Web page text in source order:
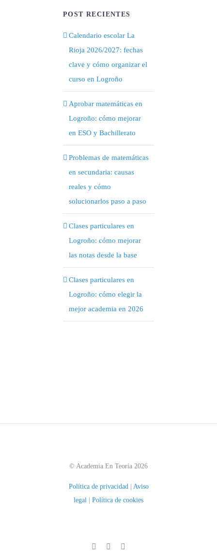
POST RECIENTES
Calendario escolar La
Rioja 2026/2027: fechas
clave y cómo organizar el
curso en Logroño
Aprobar matemáticas en
Logroño: cómo mejorar
en ESO y Bachillerato
Problemas de matemáticas
en secundaria: causas
reales y cómo
solucionarlos paso a paso
Clases particulares en
Logroño: cómo mejorar
las notas desde la base
Clases particulares en
Logroño: cómo elegir la
mejor academia en 2026
© Academia En Teoría 2026
Política de privacidad
Aviso
legal
Política de cookies